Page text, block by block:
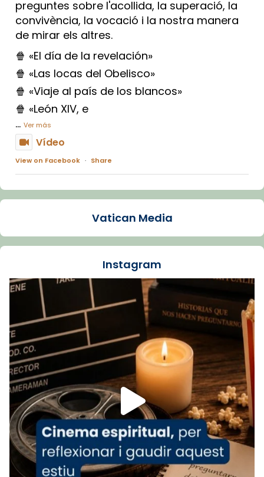
preguntes sobre l'acollida, la superació, la
convivència, la vocació i la nostra manera
de mirar els altres.
🍿 «El día de la revelación»
🍿 «Las locas del Obelisco»
🍿 «Viaje al país de los blancos»
🍿 «León XIV, e
... Ver más
Vídeo
View on Facebook · Share
Arquebisbat de Barcelona
La Carmina va patir depressió. Fa gairebé
dos mesos, a l'Estadi Lluís Companys, la
Recupera l'entrevista comp
Vatican
tican News 👇
www.vaticannews.va/es/iglesia/news/2026-
07/carmina-historia-depresion-papa-viaje-
espana-testimoni...
Foto
View on Facebook · Share
Arquebisbat de Barcelona
2 weeks ago
«Avui les santes Juliana i Semproniana ens
ajuden a alçar la mirada»
Vatican Media
Instagram